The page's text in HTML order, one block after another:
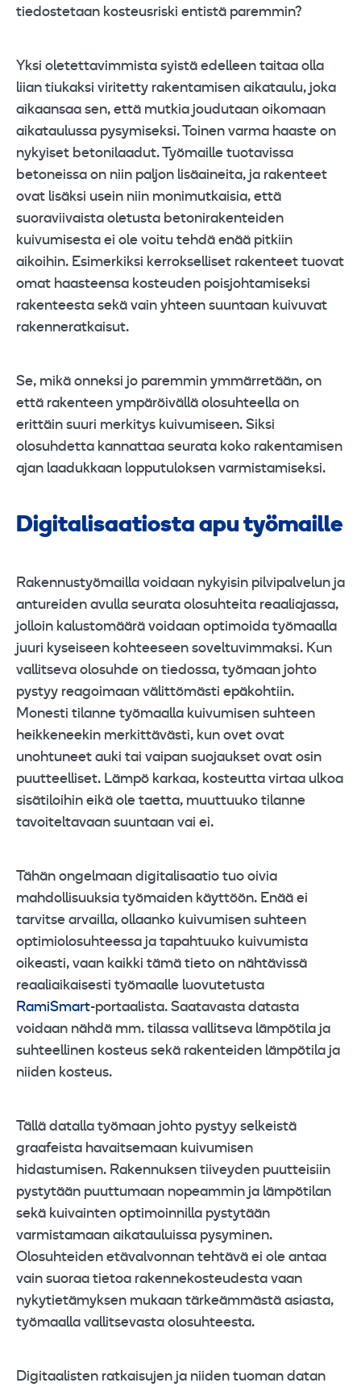
tiedostetaan kosteusriski entistä paremmin?
Yksi oletettavimmista syistä edelleen taitaa olla
liian tiukaksi viritetty rakentamisen aikataulu, joka
aikaansaa sen, että mutkia joudutaan oikomaan
aikataulussa pysymiseksi. Toinen varma haaste on
nykyiset betonilaadut. Työmaille tuotavissa
betoneissa on niin paljon lisäaineita, ja rakenteet
ovat lisäksi usein niin monimutkaisia, että
suoraviivaista oletusta betonirakenteiden
kuivumisesta ei ole voitu tehdä enää pitkiin
aikoihin. Esimerkiksi kerrokselliset rakenteet tuovat
omat haasteensa kosteuden poisjohtamiseksi
rakenteesta sekä vain yhteen suuntaan kuivuvat
rakenneratkaisut.
Se, mikä onneksi jo paremmin ymmärretään, on
että rakenteen ympäröivällä olosuhteella on
erittäin suuri merkitys kuivumiseen. Siksi
olosuhdetta kannattaa seurata koko rakentamisen
ajan laadukkaan lopputuloksen varmistamiseksi.
Digitalisaatiosta apu työmaille
Rakennustyömailla voidaan nykyisin pilvipalvelun ja
antureiden avulla seurata olosuhteita reaaliajassa,
jolloin kalustomäärä voidaan optimoida työmaalla
juuri kyseiseen kohteeseen soveltuvimmaksi. Kun
vallitseva olosuhde on tiedossa, työmaan johto
pystyy reagoimaan välittömästi epäkohtiin.
Monesti tilanne työmaalla kuivumisen suhteen
heikkeneekin merkittävästi, kun ovet ovat
unohtuneet auki tai vaipan suojaukset ovat osin
puutteelliset. Lämpö karkaa, kosteutta virtaa ulkoa
sisätiloihin eikä ole taetta, muuttuuko tilanne
tavoiteltavaan suuntaan vai ei.
Tähän ongelmaan digitalisaatio tuo oivia
mahdollisuuksia työmaiden käyttöön. Enää ei
tarvitse arvailla, ollaanko kuivumisen suhteen
optimiolosuhteessa ja tapahtuuko kuivumista
oikeasti, vaan kaikki tämä tieto on nähtävissä
reaaliaikaisesti työmaalle luovutetusta
RamiSmart-portaalista. Saatavasta datasta
voidaan nähdä mm. tilassa vallitseva lämpötila ja
suhteellinen kosteus sekä rakenteiden lämpötila ja
niiden kosteus.
Tällä datalla työmaan johto pystyy selkeistä
graafeista havaitsemaan kuivumisen
hidastumisen. Rakennuksen tiiveyden puutteisiin
pystytään puuttumaan nopeammin ja lämpötilan
sekä kuivainten optimoinnilla pystytään
varmistamaan aikatauluissa pysyminen.
Olosuhteiden etävalvonnan tehtävä ei ole antaa
vain suoraa tietoa rakennekosteudesta vaan
nykytietämyksen mukaan tärkeämmästä asiasta,
työmaalla vallitsevasta olosuhteesta.
Digitaalisten ratkaisujen ja niiden tuoman datan